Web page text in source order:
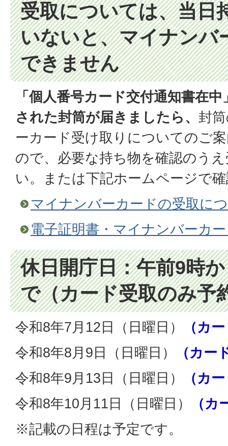
受取については、当日
いないと、マイナンバ
できません
「個人番号カード交付通知書在
された封筒が届きましたら、 封
ーカード受け取りについてのご
ので、必要な持ち物を確認のう
い。または下記ホームページで
マイナンバーカードの受取に
電子証明書・マイナンバーカ
休日開庁日：午前9時
で（カード受取のみ予
令和8年7月12日（日曜日）
（カ
令和8年8月9日（日曜日）
（カー
令和8年9月13日（日曜日）
（カ
令和8年10月11日（日曜日）
（
※記載の日程は予定です。